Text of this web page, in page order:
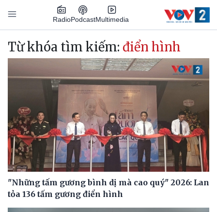
Nhảy đến nội dung
RadioPodcastMultimedia
Main navigation
Từ khóa tìm kiếm: điển hình
"Những tấm gương bình dị mà cao quý" 2026: Lan
tỏa 136 tấm gương điển hình